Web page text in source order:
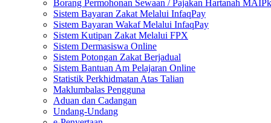
Borang Permohonan Sewaan / Pajakan Hartanah MAIPk
Sistem Bayaran Zakat Melalui InfaqPay
Sistem Bayaran Wakaf Melalui InfaqPay
Sistem Kutipan Zakat Melalui FPX
Sistem Dermasiswa Online
Sistem Potongan Zakat Berjadual
Sistem Bantuan Am Pelajaran Online
Statistik Perkhidmatan Atas Talian
Maklumbalas Pengguna
Aduan dan Cadangan
Undang-Undang